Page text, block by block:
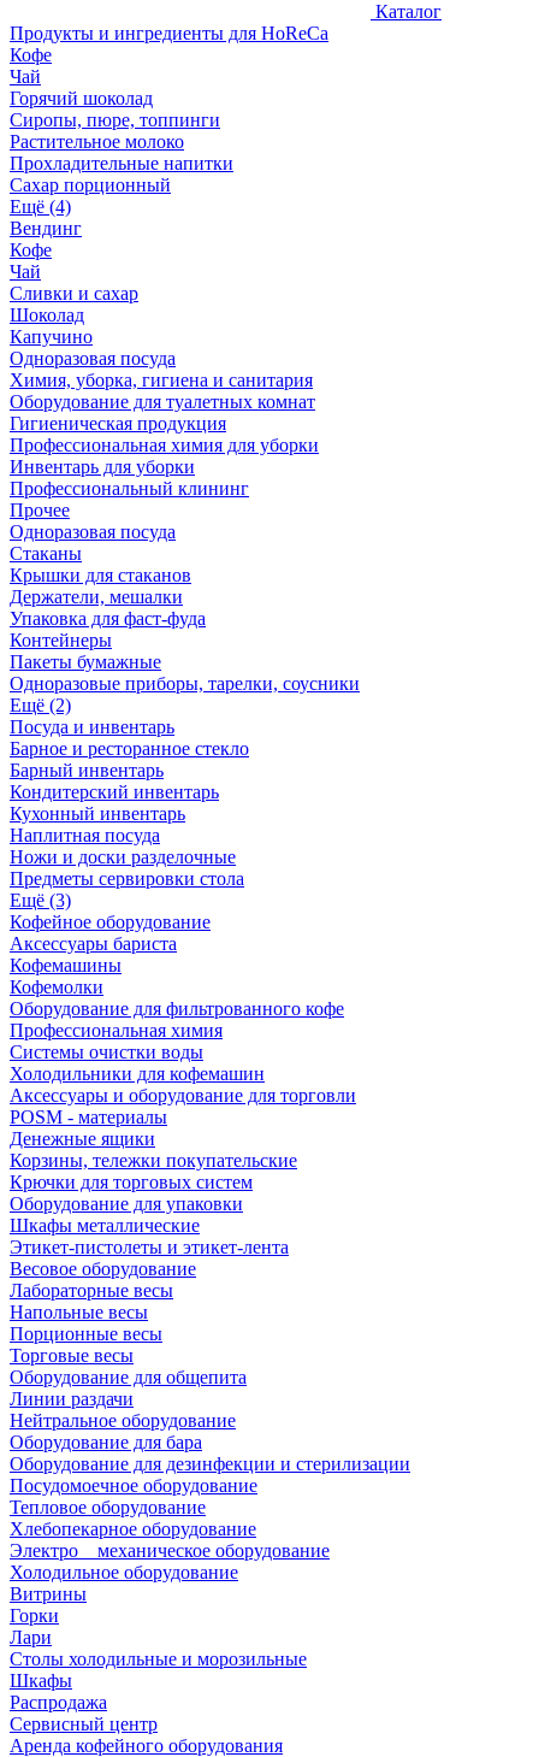
Каталог
Продукты и ингредиенты для HoReCa
Кофе
Чай
Горячий шоколад
Сиропы, пюре, топпинги
Растительное молоко
Прохладительные напитки
Сахар порционный
Ещё (4)
Вендинг
Кофе
Чай
Сливки и сахар
Шоколад
Капучино
Одноразовая посуда
Химия, уборка, гигиена и санитария
Оборудование для туалетных комнат
Гигиеническая продукция
Профессиональная химия для уборки
Инвентарь для уборки
Профессиональный клининг
Прочее
Одноразовая посуда
Стаканы
Крышки для стаканов
Держатели, мешалки
Упаковка для фаст-фуда
Контейнеры
Пакеты бумажные
Одноразовые приборы, тарелки, соусники
Ещё (2)
Посуда и инвентарь
Барное и ресторанное стекло
Барный инвентарь
Кондитерский инвентарь
Кухонный инвентарь
Наплитная посуда
Ножи и доски разделочные
Предметы сервировки стола
Ещё (3)
Кофейное оборудование
Аксессуары бариста
Кофемашины
Кофемолки
Оборудование для фильтрованного кофе
Профессиональная химия
Системы очистки воды
Холодильники для кофемашин
Аксессуары и оборудование для торговли
POSM - материалы
Денежные ящики
Корзины, тележки покупательские
Крючки для торговых систем
Оборудование для упаковки
Шкафы металлические
Этикет-пистолеты и этикет-лента
Весовое оборудование
Лабораторные весы
Напольные весы
Порционные весы
Торговые весы
Оборудование для общепита
Линии раздачи
Нейтральное оборудование
Оборудование для бара
Оборудование для дезинфекции и стерилизации
Посудомоечное оборудование
Тепловое оборудование
Хлебопекарное оборудование
Электро _ механическое оборудование
Холодильное оборудование
Витрины
Горки
Лари
Столы холодильные и морозильные
Шкафы
Распродажа
Сервисный центр
Аренда кофейного оборудования